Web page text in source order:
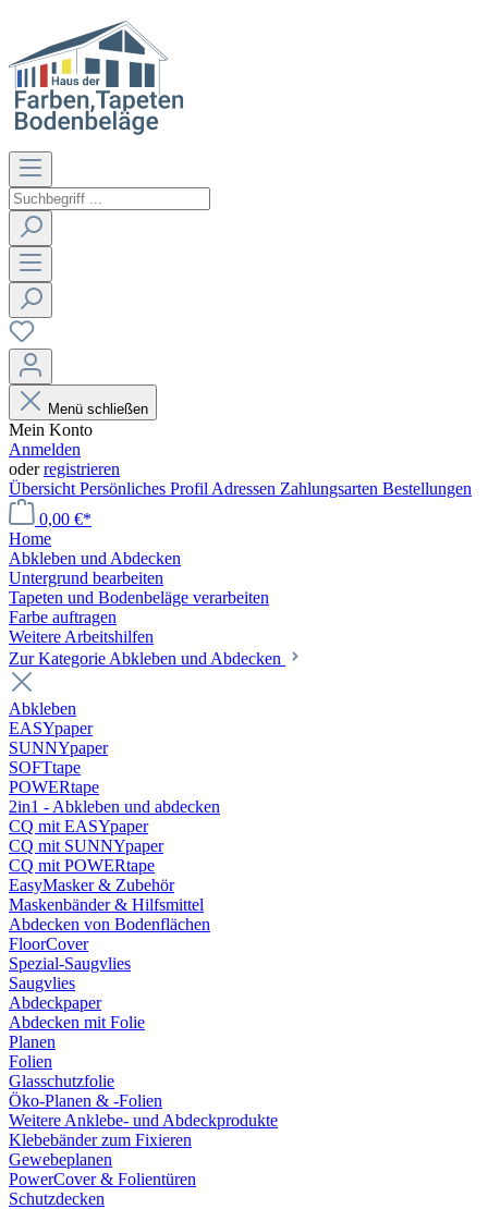
Menü schließen
Mein Konto
Anmelden
oderregistrieren
Übersicht Persönliches Profil Adressen Zahlungsarten Bestellungen
0,00 €*
Home
Abkleben und Abdecken
Untergrund bearbeiten
Tapeten und Bodenbeläge verarbeiten
Farbe auftragen
Weitere Arbeitshilfen
Zur Kategorie Abkleben und Abdecken
Abkleben
EASYpaper
SUNNYpaper
SOFTtape
POWERtape
2in1 - Abkleben und abdecken
CQ mit EASYpaper
CQ mit SUNNYpaper
CQ mit POWERtape
EasyMasker & Zubehör
Maskenbänder & Hilfsmittel
Abdecken von Bodenflächen
FloorCover
Spezial-Saugvlies
Saugvlies
Abdeckpaper
Abdecken mit Folie
Planen
Folien
Glasschutzfolie
Öko-Planen & -Folien
Weitere Anklebe- und Abdeckprodukte
Klebebänder zum Fixieren
Gewebeplanen
PowerCover & Folientüren
Schutzdecken